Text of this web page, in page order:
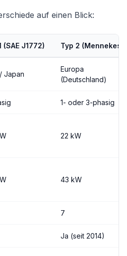
auf einen Blick:
(SAE J1772) Typ 2 (Mennekes)
Japan
Europa
(Deutschland)
1- oder 3-phasig
22 kW
43 kW
7
Ja (seit 2014)